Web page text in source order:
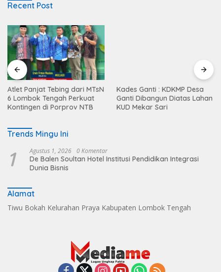
Recent Post
Atlet Panjat Tebing dari MTsN
6 Lombok Tengah Perkuat
Kontingen di Porprov NTB
Kades Ganti : KDKMP Desa
Ganti Dibangun Diatas Lahan
KUD Mekar Sari
Trends Mingu Ini
1 Agustus 1, 2026 0 Komentar
De Balen Soultan Hotel Institusi Pendidikan Integrasi
Dunia Bisnis
Alamat
Tiwu Bokah Kelurahan Praya Kabupaten Lombok Tengah